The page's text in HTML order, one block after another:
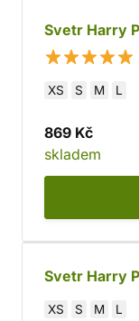
Svetr Harry
XS S M L
869 Kč
skladem
Svetr Harry
XS S M L